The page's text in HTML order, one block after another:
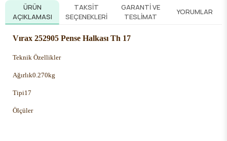
ÜRÜN
AÇIKLAMASI
TAKSIT
SEÇENEKLERI
GARANTI VE
TESLIMAT
YORUMLAR
Vırax 252905 Pense Halkası Th 17
Teknik Özellikler
Ağırlık0.270kg
Tipi17
Ölçüler